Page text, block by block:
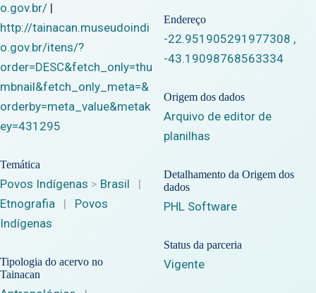
o.gov.br/ |
http://tainacan.museudoindi
o.gov.br/itens/?
order=DESC&fetch_only=thu
mbnail&fetch_only_meta=&
orderby=meta_value&metak
ey=431295
Temática
Povos Indígenas > Brasil
|
Etnografia
|
Povos
Indígenas
Tipologia do acervo no
Tainacan
Endereço
-22.951905291977308 ,
-43.19098768563334
Origem dos dados
Arquivo de editor de
planilhas
Detalhamento da Origem dos
dados
PHL Software
Status da parceria
Vigente